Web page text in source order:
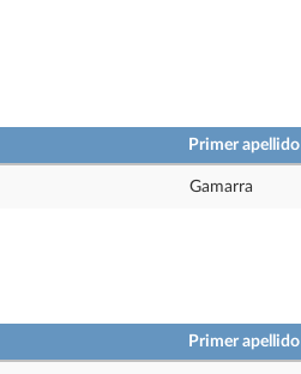
Primer apellido
Gamarra
Primer apellido